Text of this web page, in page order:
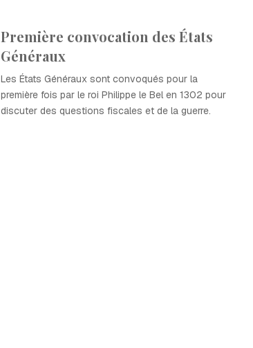
Première convocation des États
Généraux
Les États Généraux sont convoqués pour la
première fois par le roi Philippe le Bel en 1302 pour
discuter des questions fiscales et de la guerre.